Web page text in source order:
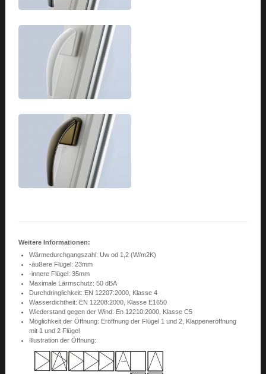
Weitere Informationen:
Wärmedurchgangszahl: Uw od 1,2 (W/m2K)
-äußere Flügel: 23mm
-innere Flügel: 35mm
Maximale Lärmschutz: 50 dBA
Durchdringlichkeit: EN 12207:2000, Klasse 4
Wasserdichtheit: EN 12208:2000, Klasse E1650
Wiederstand gegen der Wind: En 12210:2000, Klasse C5
Möglichkeit der Öffnung: Eröffnung der Flügel 1 und 2, Klappeneröffnung
mit 1 und 2 Flügel
Illustration der Öffnung: